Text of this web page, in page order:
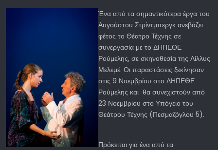
Ένα από τα σημαντικότερα έργα του
Αυγούστου Στρίντμπεργκ ανεβάζει
φέτος το Θέατρο Τέχνης σε
συνεργασία με το ΔΗΠΕΘΕ
Ρούμελης, σε σκηνοθεσία της Λίλλυς
Μελεμέ. Οι παραστάσεις ξεκίνησαν
στις 9 Νοεμβρίου στο ΔΗΠΕΘΕ
Ρούμελης και θα συνεχιστούν από
23 Νοεμβρίου στο Υπόγειο του
Θεάτρου Τέχνης (Πεσμαζόγλου 5).
Πρόκειται για ένα από τα